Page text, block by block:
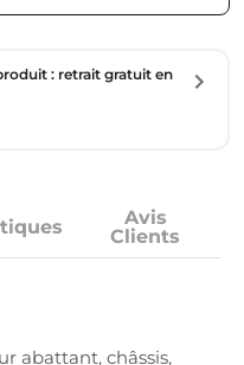
: retrait gratuit en
Avis
Clients
abattant, châssis,